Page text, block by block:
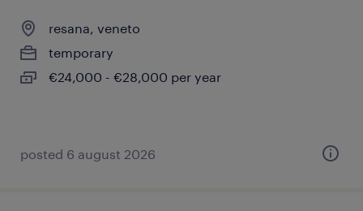
resana, veneto
temporary
€24,000 - €28,000 per year
posted 6 august 2026